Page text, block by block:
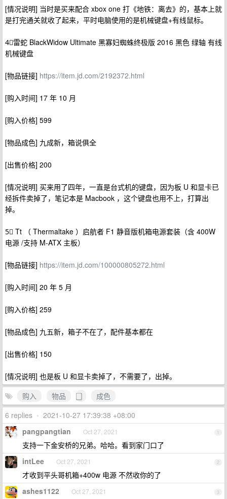
[情况说明] 当时是买来配合 xbox one 打《地铁：离去》的，基本上就
是打完通关就收了起来，平时电脑使用的是机械键盘+有线鼠标。
4⃣️雷蛇 BlackWidow Ultimate 黑寡妇蜘蛛终极版 2016 黑色 绿轴 有线
机械键盘
[物品链接] https://item.jd.com/2192372.html
[购入时间] 17 年 10 月
[购入价格] 599
[物品成色] 九成新，箱说俱全
[出售价格] 200
[情况说明] 买来用了四年，一直是台式机的键盘，因为板 U 和显卡已
经拆件卖掉了，笔记本是 Macbook ，这个键盘也用不上，打算出
掉。
5⃣️ Tt （ Thermaltake ）启航者 F1 静音版机箱电源套装（含 400W
电源 /支持 M-ATX 主板）
[物品链接] https://item.jd.com/100000805272.html
[购入时间] 20 年 5 月
[购入价格] 259
[物品成色] 九五新，箱子不在了，配件基本都在
[出售价格] 150
[情况说明] 也是板 U 和显卡卖掉了，不需要了，出掉。
购入
物品
成色
6 replies • 2021-10-27 17:39:38 +08:00
1
pangpangtian Oct 27, 2021
支持一下金安桥的兄弟。哈哈。看到家门口了
2
intLee Oct 27, 2021
才收到平头哥机箱+400w 电源 不然收你的了
3
ashes1122 Oct 27, 2021